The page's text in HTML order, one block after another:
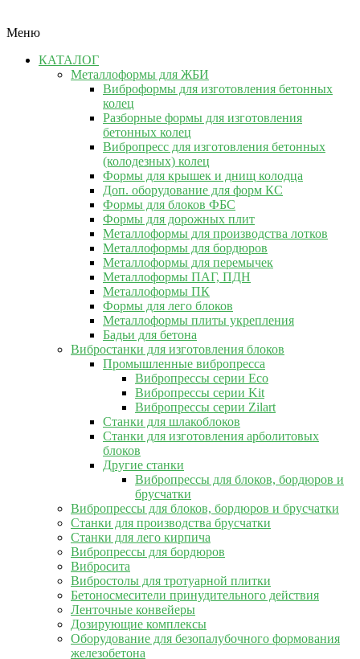
Меню
КАТАЛОГ
Металлоформы для ЖБИ
Виброформы для изготовления бетонных
колец
Разборные формы для изготовления
бетонных колец
Вибропресс для изготовления бетонных
(колодезных) колец
Формы для крышек и днищ колодца
Доп. оборудование для форм КС
Формы для блоков ФБС
Формы для дорожных плит
Металлоформы для производства лотков
Металлоформы для бордюров
Металлоформы для перемычек
Металлоформы ПАГ, ПДН
Металлоформы ПК
Формы для лего блоков
Металлоформы плиты укрепления
Бадьи для бетона
Вибростанки для изготовления блоков
Промышленные вибропресса
Вибропрессы серии Eco
Вибропрессы серии Kit
Вибропрессы серии Zilart
Станки для шлакоблоков
Станки для изготовления арболитовых
блоков
Другие станки
Вибропрессы для блоков, бордюров и
брусчатки
Вибропрессы для блоков, бордюров и брусчатки
Станки для производства брусчатки
Станки для лего кирпича
Вибропрессы для бордюров
Вибросита
Вибростолы для тротуарной плитки
Бетоносмесители принудительного действия
Ленточные конвейеры
Дозирующие комплексы
Оборудование для безопалубочного формования
железобетона